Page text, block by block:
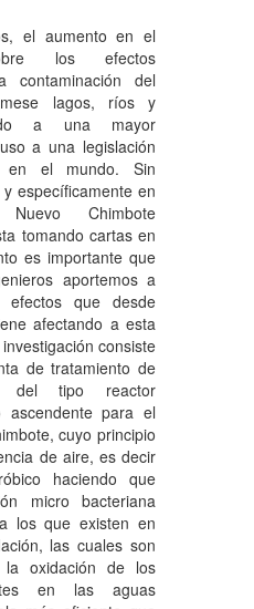
el aumento en el
los efectos
contaminación del
lagos, ríos y
a una mayor
a una legislación
en el mundo. Sin
específicamente en
Chimbote
tomando cartas en
es importante que
aportemos a
efectos que desde
afectando a esta
consiste
de tratamiento de
del tipo reactor
ascendente para el
cuyo principio
de aire, es decir
haciendo que
micro bacteriana
los que existen en
las cuales son
oxidación de los
en las aguas